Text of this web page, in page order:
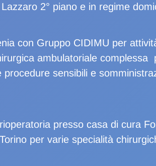
2° piano e in regime
con Gruppo CIDIMU per
ambulatoriale complessa
sensibili e
presso casa di cura
per varie specialità